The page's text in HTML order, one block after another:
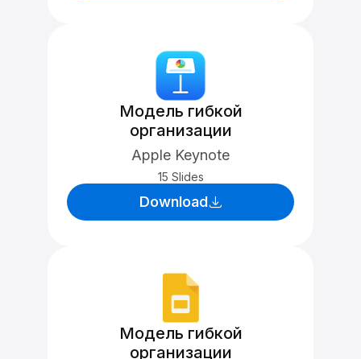
Модель гибкой
организации
Apple Keynote
15 Slides
Download
Модель гибкой
организации